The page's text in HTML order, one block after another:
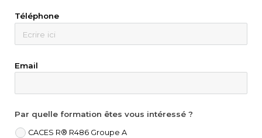
Téléphone
Email
Par quelle formation êtes vous intéressé ?
CACES R® R486 Groupe A